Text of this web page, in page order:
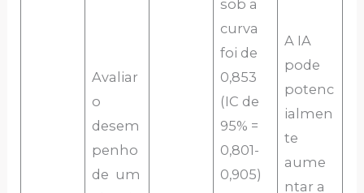
Avaliar
o
desem
penho
de um
sob a
curva
foi de
0,853
(IC de
95% =
0,801-
0,905)
A IA
pode
potenc
ialmen
te
aume
ntar a